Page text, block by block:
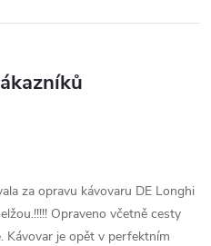
za opravu kávovaru DE Longhi
Opraveno včetně cesty
je opět v perfektním